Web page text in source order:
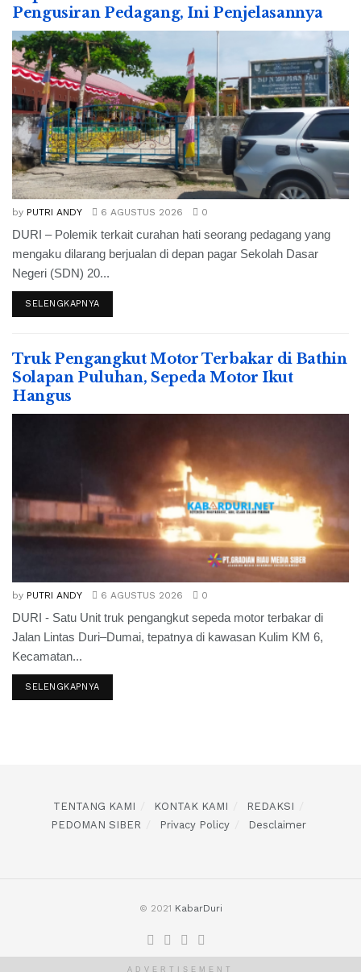
Pengusiran Pedagang, Ini Penjelasannya
by PUTRI ANDY 6 AGUSTUS 2026 0
DURI – Polemik terkait curahan hati seorang pedagang yang
mengaku dilarang berjualan di depan pagar Sekolah Dasar
Negeri (SDN) 20...
SELENGKAPNYA
Truk Pengangkut Motor Terbakar di Bathin
Solapan Puluhan, Sepeda Motor Ikut
Hangus
by PUTRI ANDY 6 AGUSTUS 2026 0
DURI - Satu Unit truk pengangkut sepeda motor terbakar di
Jalan Lintas Duri–Dumai, tepatnya di kawasan Kulim KM 6,
Kecamatan...
SELENGKAPNYA
TENTANG KAMI KONTAK KAMI
REDAKSI
PEDOMAN SIBER
Privacy Policy Desclaimer
© 2021 KabarDuri
ADVERTISEMENT